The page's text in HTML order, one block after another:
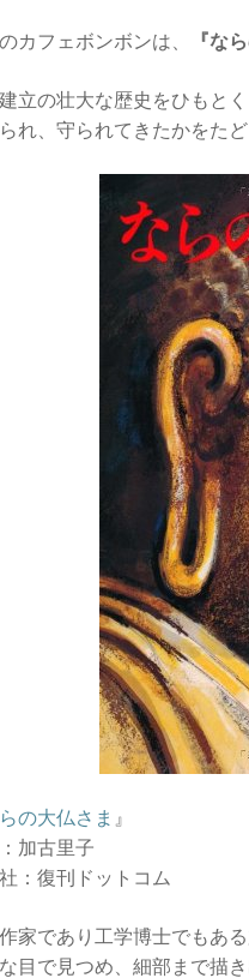
カフェボンボンは、 『な
立の壮大な歴史をひもと
れ、守られてきたかをたど
の大仏さま 』
加古里子
：復刊ドットコム
家であり工学博士でもあ
目で見つめ、細部まで描き